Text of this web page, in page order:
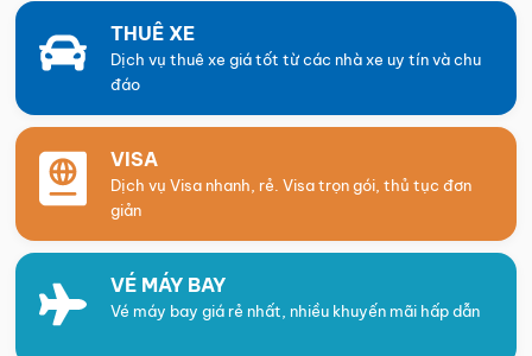
THUÊ XE
Dịch vụ thuê xe giá tốt từ các nhà xe uy tín và chu
đáo
VISA
Dịch vụ Visa nhanh, rẻ. Visa trọn gói, thủ tục đơn
giản
VÉ MÁY BAY
Vé máy bay giá rẻ nhất, nhiều khuyến mãi hấp dẫn